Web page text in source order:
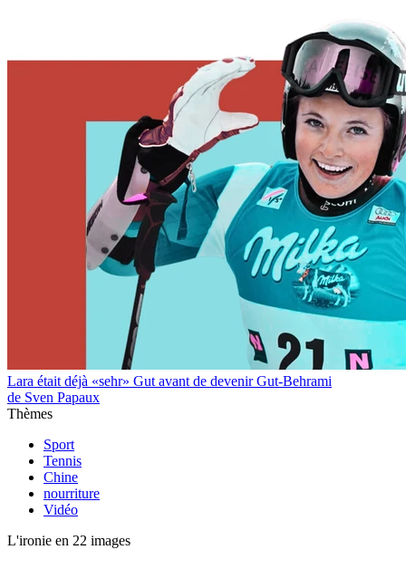
Lara était déjà «sehr» Gut avant de devenir Gut-Behrami
de Sven Papaux
Thèmes
Sport
Tennis
Chine
nourriture
Vidéo
L'ironie en 22 images